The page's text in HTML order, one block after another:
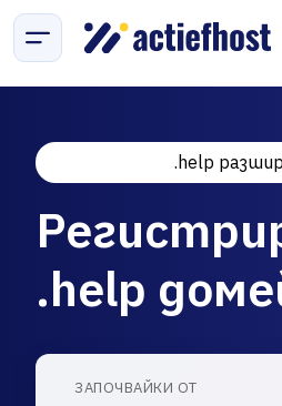
.help
.help
ЗАПОЧВАЙКИ ОТ